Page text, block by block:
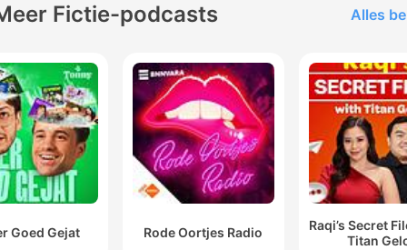
Fictie-podcasts Alles
Goed Gejat Rode Oortjes Radio
Raqi’s Secret
Titan